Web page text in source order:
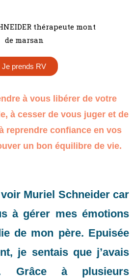
Je prends RV
à vous libérer de votre
à cesser de vous juger et de
reprendre confiance en vos
un bon équilibre de vie.
Muriel Schneider car
à gérer mes émotions
de mon père. Epuisée
je sentais que j’avais
Grâce à plusieurs